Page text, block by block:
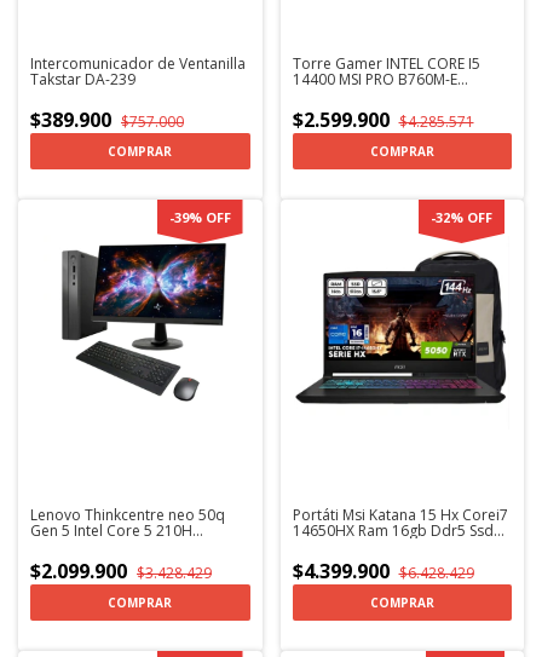
Intercomunicador de Ventanilla
Takstar DA-239
$389.900 $757.000
Torre Gamer INTEL CORE I5
14400 MSI PRO B760M-E
DDR5 SSD CRUCIAL E100 480GB
MONITOR MSI PRO-MP242-E14A
24 TECLADO Y MOUSE
$2.599.900 $4.285.571
COMPRAR
Lenovo Thinkcentre neo 50q
Gen 5 Intel Core 5 210H
Pulgadas Computador de
escritorio
-39% OFF
$2.099.900 $3.428.429
COMPRAR
Portáti Msi Katana 15 Hx Corei7
14650HX Ram 16gb Ddr5 Ssd
+ KaspersKy + Morral MSI
-32% OFF
$4.399.900 $6.428.429
COMPRAR